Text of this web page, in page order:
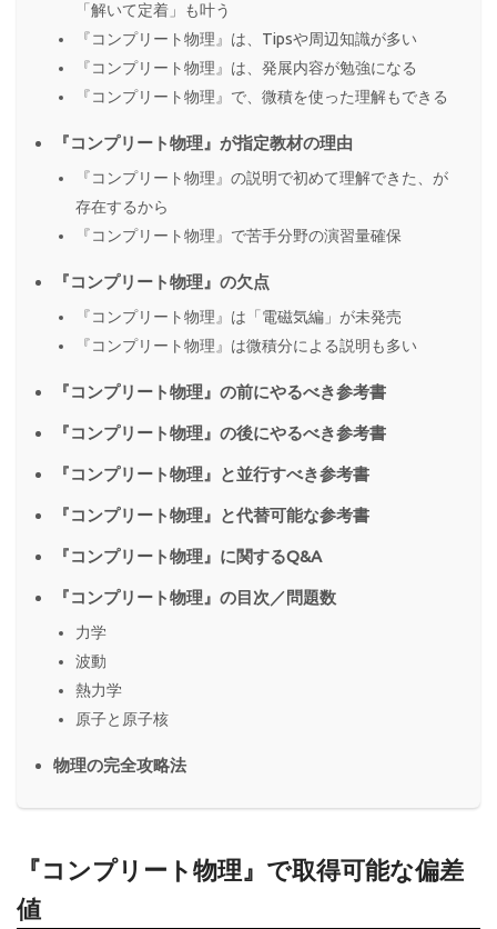
「解いて定着」も叶う
『コンプリート物理』は、Tipsや周辺知識が多い
『コンプリート物理』は、発展内容が勉強になる
『コンプリート物理』で、微積を使った理解もできる
『コンプリート物理』が指定教材の理由
『コンプリート物理』の説明で初めて理解できた、が
存在するから
『コンプリート物理』で苦手分野の演習量確保
『コンプリート物理』の欠点
『コンプリート物理』は「電磁気編」が未発売
『コンプリート物理』は微積分による説明も多い
『コンプリート物理』の前にやるべき参考書
『コンプリート物理』の後にやるべき参考書
『コンプリート物理』と並行すべき参考書
『コンプリート物理』と代替可能な参考書
『コンプリート物理』に関するQ&A
『コンプリート物理』の目次／問題数
力学
波動
熱力学
原子と原子核
物理の完全攻略法
『コンプリート物理』で取得可能な偏差
値